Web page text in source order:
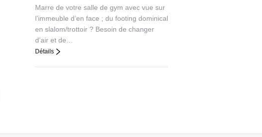
Marre de votre salle de gym avec vue sur
l’immeuble d’en face ; du footing dominical
en slalom/trottoir ? Besoin de changer
d’air et de…
Détails